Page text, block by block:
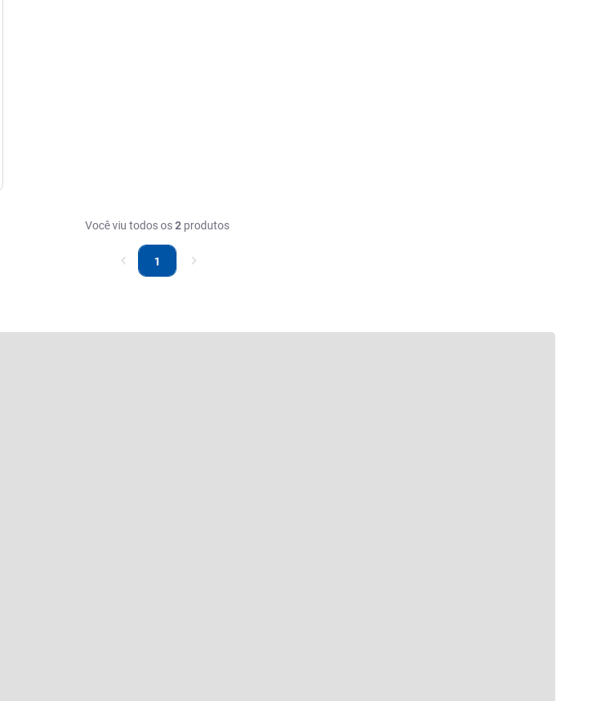
Você viu todos os2 produtos
1